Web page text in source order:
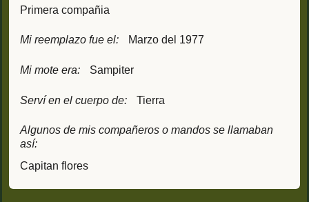
Primera compañia
Mi reemplazo fue el: Marzo del 1977
Mi mote era: Sampiter
Serví en el cuerpo de: Tierra
Algunos de mis compañeros o mandos se llamaban
así:
Capitan flores